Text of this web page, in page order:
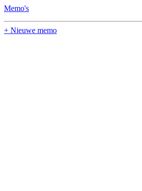
Memo's
+ Nieuwe memo